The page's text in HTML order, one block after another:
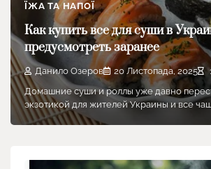
ЇЖА ТА НАПОЇ
Как купить все для суши в
предусмотреть заранее
Данило Озеров 20 Листопада, 2025
Домашние суши и роллы уже давно
экзотикой для жителей Украины и все